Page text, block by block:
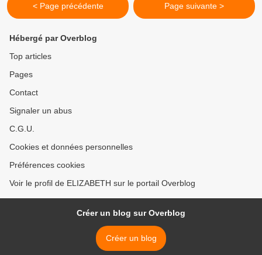
< Page précédente Page suivante >
Hébergé par Overblog
Top articles
Pages
Contact
Signaler un abus
C.G.U.
Cookies et données personnelles
Préférences cookies
Voir le profil de ELIZABETH sur le portail Overblog
Créer un blog sur Overblog
Créer un blog